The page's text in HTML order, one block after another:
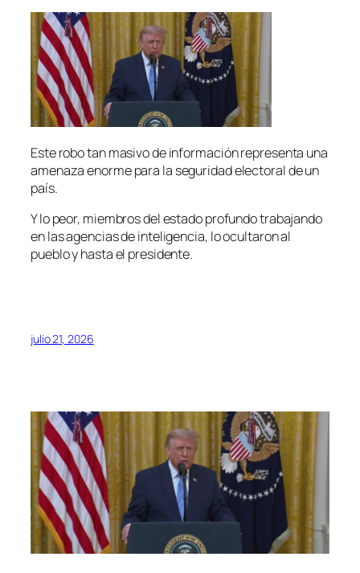
Este robo tan masivo de información representa una
amenaza enorme para la seguridad electoral de un
país.
Y lo peor, miembros del estado profundo trabajando
en las agencias de inteligencia, lo ocultaron al
pueblo y hasta el presidente.
julio 21, 2026